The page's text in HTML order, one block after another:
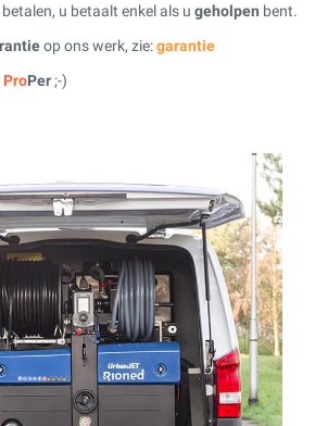
u betaalt enkel als u geholpen bent.
op ons werk, zie:garantie
ProPer ;-)